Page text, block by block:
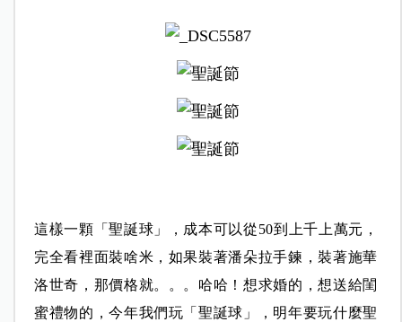
這樣一顆「聖誕球」，成本可以從50到上千上萬元，
完全看裡面裝啥米，如果裝著潘朵拉手鍊，裝著施華
洛世奇，那價格就。。。哈哈！想求婚的，想送給閨
蜜禮物的，今年我們玩「聖誕球」，明年要玩什麼聖